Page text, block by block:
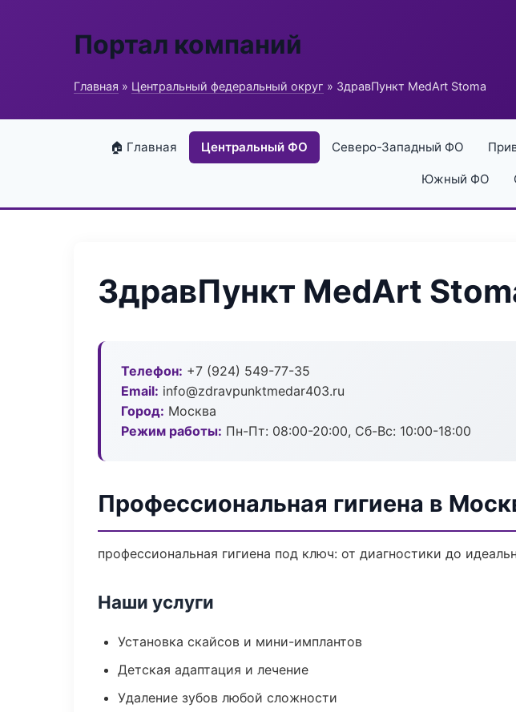
Портал компаний
Главная » Центральный федеральный округ » ЗдравПункт MedArt Stoma
🏠 Главная Центральный ФО Северо-Западный ФО
Южный ФО
ЗдравПункт MedArt
Телефон: +7 (924) 549-77-35
Email: info@zdravpunktmedar403.ru
Город: Москва
Режим работы: Пн-Пт: 08:00-20:00, Сб-Вс: 10:00-18:00
Профессиональная гигиена в
профессиональная гигиена под ключ: от диагностики до
Наши услуги
Установка скайсов и мини-имплантов
Детская адаптация и лечение
Удаление зубов любой сложности